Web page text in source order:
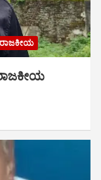
ರಾಜಕೀಯ